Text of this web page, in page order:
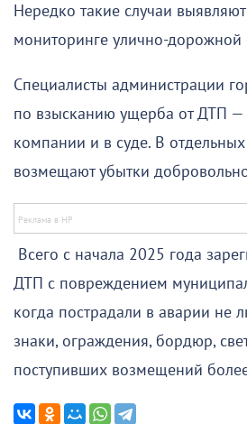
Нередко такие случаи
мониторинге улично-дорожной
Специалисты администрации
по взысканию ущерба от ДТП —
компании и в суде. В
возмещают убытки
Всего с начала 2025 года
ДТП с повреждением
когда пострадали в аварии не
знаки, ограждения, бордюр,
поступивших возмещений